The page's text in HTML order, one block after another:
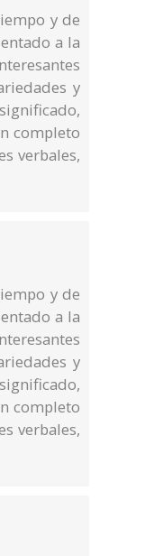
y de
a la
y
completo
verbales,
y de
a la
y
completo
verbales,